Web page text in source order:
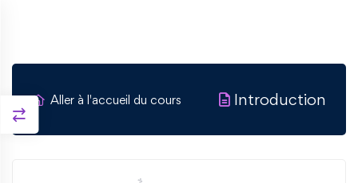
Aller à l'accueil du cours Introduction